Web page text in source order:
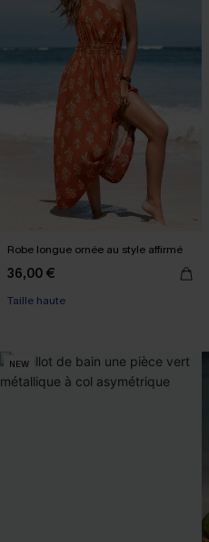
Robe longue ornée au style affirmé
36,00 €
Taille haute
NEW